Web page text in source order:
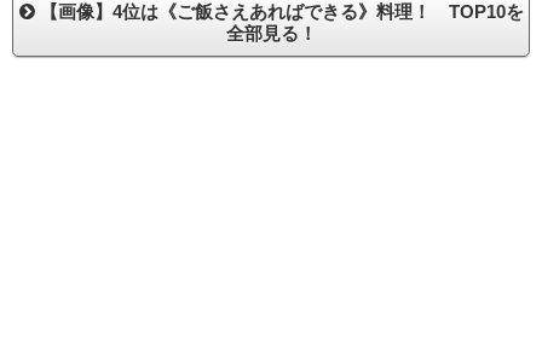
【画像】4位は《ご飯さえあればできる》料理！ TOP10を
全部見る！